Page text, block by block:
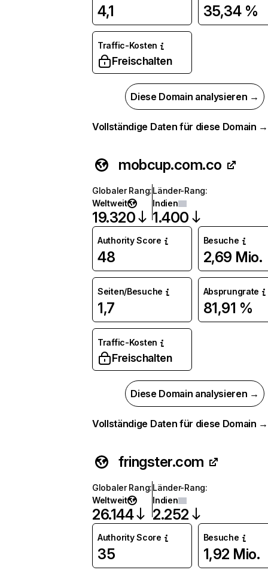
4,1 35,34 %
Traffic-Kosten
Freischalten
Diese Domain analysieren →
Vollständige Daten für diese Domain →
mobcup.com.co
Globaler Rang:
Weltweit
19.320
Länder-Rang:
Indien
1.400
Authority Score
48
Besuche
2,69 Mio.
Seiten/Besuche
1,7
Absprungrate
81,91 %
Traffic-Kosten
Freischalten
Diese Domain analysieren →
Vollständige Daten für diese Domain →
fringster.com
Globaler Rang:
Weltweit
26.144
Länder-Rang:
Indien
2.252
Authority Score
35
Besuche
1,92 Mio.